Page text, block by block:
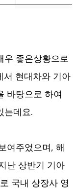
우 좋은상황으로
서 현대차와 기아
바탕으로 하여
는데요.
여주었으며, 해
난 상반기 기아
국내 상장사 영